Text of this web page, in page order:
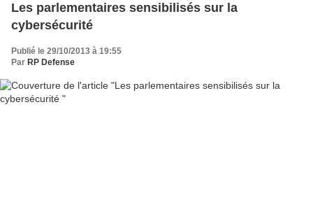
Les parlementaires sensibilisés sur la
cybersécurité
Publié le 29/10/2013 à 19:55
Par RP Defense